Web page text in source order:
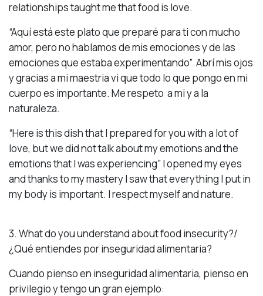
relationships taught me that food is love.
“Aquí está este plato que preparé para ti con mucho
amor, pero no hablamos de mis emociones y de las
emociones que estaba experimentando” Abrí mis ojos
y gracias a mi maestria vi que todo lo que pongo en mi
cuerpo es importante. Me respeto a mi y a la
naturaleza.
“Here is this dish that I prepared for you with a lot of
love, but we did not talk about my emotions and the
emotions that I was experiencing” I opened my eyes
and thanks to my mastery I saw that everything I put in
my body is important. I respect myself and nature.
3. What do you understand about food insecurity?/
¿Qué entiendes por inseguridad alimentaria?
Cuando pienso en inseguridad alimentaria, pienso en
privilegio y tengo un gran ejemplo: